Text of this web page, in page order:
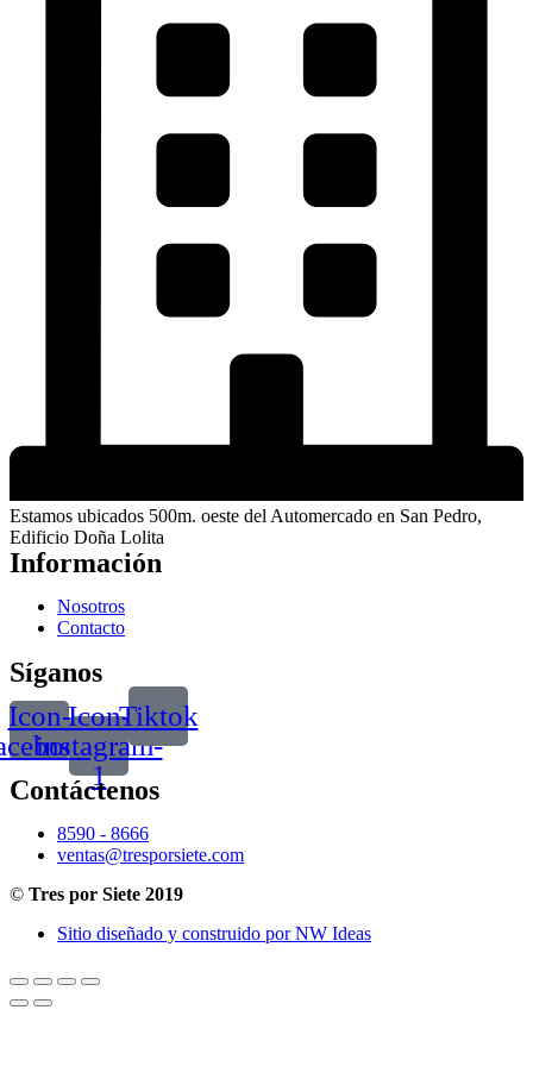
Estamos ubicados 500m. oeste del Automercado en San Pedro,
Edificio Doña Lolita
Información
Nosotros
Contacto
Síganos
Icon-Icon-
instagram-
1
Tiktok
Contáctenos
8590 - 8666
ventas@tresporsiete.com
© Tres por Siete 2019
Sitio diseñado y construido por NW Ideas